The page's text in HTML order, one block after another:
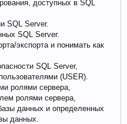
доступных в SQL
SQL Server.
SQL Server.
экспорта и понимать как
SQL Server,
(USER).
ролями сервера,
ролями сервера,
данных и определенных
данных.